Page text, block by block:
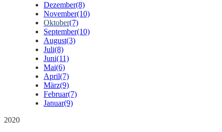
Dezember(8)
November(10)
Oktober(7)
September(10)
August(3)
Juli(8)
Juni(11)
Mai(6)
April(7)
März(9)
Februar(7)
Januar(9)
2020